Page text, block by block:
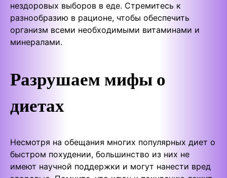
нездоровых выборов в еде. Стремитесь к
разнообразию в рационе, чтобы обеспечить
организм всеми необходимыми витаминами и
минералами.
Разрушаем мифы о
диетах
Несмотря на обещания многих популярных диет о
быстром похудении, большинство из них не
имеют научной поддержки и могут нанести вред